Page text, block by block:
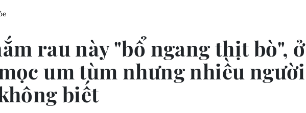
rau này "bổ ngang thịt bò", ở
um tùm nhưng nhiều người
biết